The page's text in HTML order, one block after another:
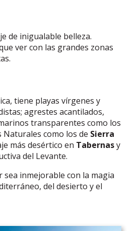
de inigualable belleza.
ver con las grandes zonas
tiene playas vírgenes y
agrestes acantilados,
transparentes como los
Naturales como los de Sierra
más desértico en Tabernasy
del Levante.
sea inmejorable con la magia
del desierto y el